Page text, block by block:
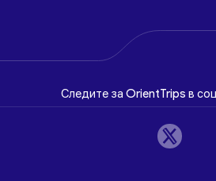
Следите за OrientTrips в